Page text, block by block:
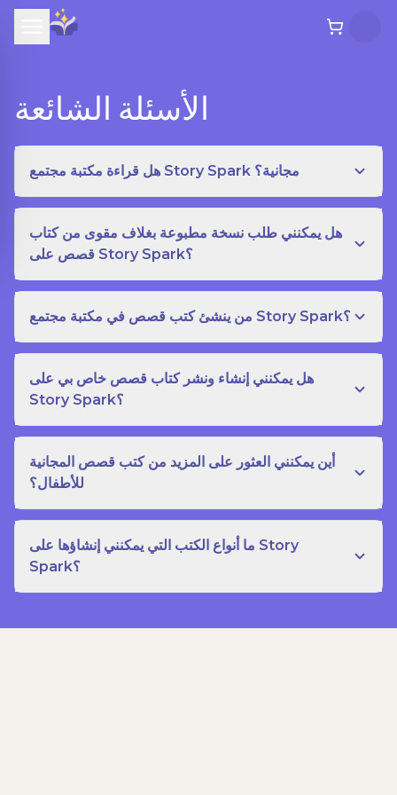
الأسئلة الشائعة
هل قراءة مكتبة مجتمع Story Spark مجانية؟
هل يمكنني طلب نسخة مطبوعة بغلاف مقوى من كتاب
قصص على Story Spark؟
من ينشئ كتب قصص في مكتبة مجتمع Story Spark؟
هل يمكنني إنشاء ونشر كتاب قصص خاص بي على
Story Spark؟
أين يمكنني العثور على المزيد من كتب قصص المجانية
للأطفال؟
ما أنواع الكتب التي يمكنني إنشاؤها على Story
Spark؟